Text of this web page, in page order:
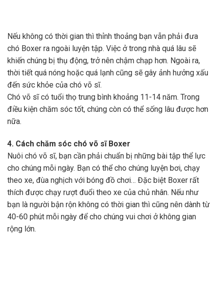
Nếu không có thời gian thì thỉnh thoảng bạn vẫn phải đưa
chó Boxer ra ngoài luyện tập. Việc ở trong nhà quá lâu sẽ
khiến chúng bị thụ động, trở nên chậm chạp hơn. Ngoài ra,
thời tiết quá nóng hoặc quá lạnh cũng sẽ gây ảnh hưởng xấu
đến sức khỏe của chó võ sĩ.
Chó võ sĩ có tuổi thọ trung bình khoảng 11-14 năm. Trong
điều kiện chăm sóc tốt, chúng còn có thể sống lâu được hơn
nữa.
4. Cách chăm sóc chó võ sĩ Boxer
Nuôi chó võ sĩ, bạn cần phải chuẩn bị những bài tập thể lực
cho chúng mỗi ngày. Bạn có thể cho chúng luyện bơi, chạy
theo xe, đùa nghịch với bóng đồ chơi… Đặc biệt Boxer rất
thích được chạy rượt đuổi theo xe của chủ nhân. Nếu như
bạn là người bận rộn không có thời gian thì cũng nên dành từ
40-60 phút mỗi ngày để cho chúng vui chơi ở không gian
rộng lớn.